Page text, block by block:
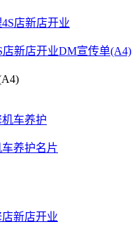
店新店开业DM宣传单(A4)
养护名片